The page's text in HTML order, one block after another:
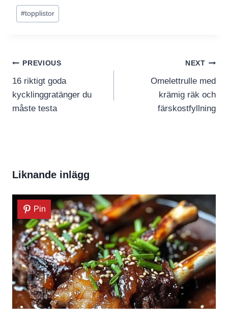
Post
Tags:
#topplistor
Inläggsnavigering
PREVIOUS
16 riktigt goda
kycklinggratänger du
måste testa
NEXT
Omelettrulle med
krämig räk och
färskostfyllning
Liknande inlägg
Pin